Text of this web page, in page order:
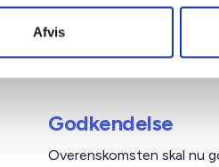
Afvis
det formål at udarbejde
gældende fra 1. april 2017.
afsluttes 1. oktober 2016
Godkendelse
Overenskomsten skal nu